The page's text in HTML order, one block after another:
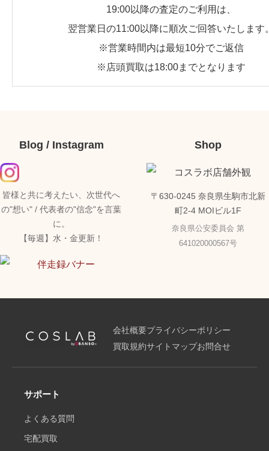
19:00以降の査定のご利用は、
翌営業日の11:00以降に順次ご回答いたします
※営業時間内は最短10分でご返信
※店頭買取は18:00までとなります
Blog / Instagram
皆様と共に考えたい、次世代へ
の"想い" / 代表者の"信念"を言葉
に。
【毎週】水・金更新！
Shop
〒630-0245 奈良県生駒市北新
町2-4 MOIビル1F
奈良県公安委員会 第
641020000567号
会社概要プライバシーポリシー
買取規約サイトマップお問合せ
サポート
よくある質問
宅配買取